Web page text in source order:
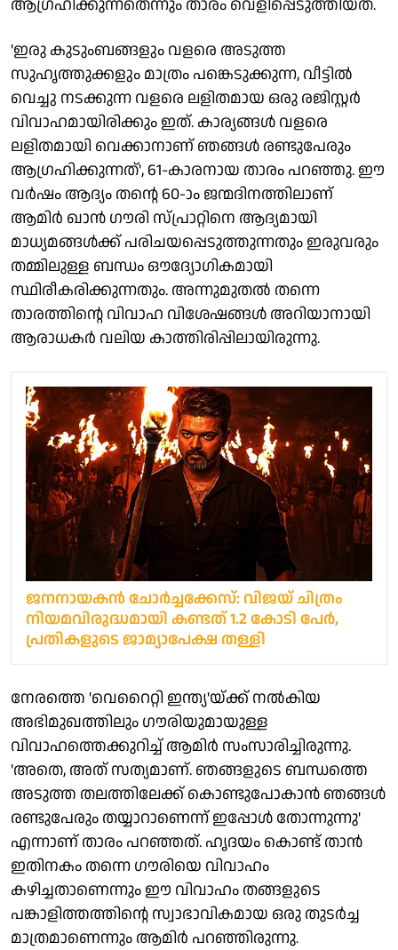
ആഗ്രഹിക്കുന്നതെന്നും താരം വെളിപ്പെടുത്തിയത്.
'ഇരു കുടുംബങ്ങളും വളരെ അടുത്ത
സുഹൃത്തുക്കളും മാത്രം പങ്കെടുക്കുന്ന, വീട്ടില്‍
വെച്ചു നടക്കുന്ന വളരെ ലളിതമായ ഒരു രജിസ്റ്റര്‍
വിവാഹമായിരിക്കും ഇത്. കാര്യങ്ങള്‍ വളരെ
ലളിതമായി വെക്കാനാണ് ഞങ്ങള്‍ രണ്ടുപേരും
ആഗ്രഹിക്കുന്നത്', 61-കാരനായ താരം പറഞ്ഞു. ഈ
വര്‍ഷം ആദ്യം തന്റെ 60-ാം ജന്മദിനത്തിലാണ്
ആമിര്‍ ഖാന്‍ ഗൗരി സ്പ്രാറ്റിനെ ആദ്യമായി
മാധ്യമങ്ങള്‍ക്ക് പരിചയപ്പെടുത്തുന്നതും ഇരുവരും
തമ്മിലുള്ള ബന്ധം ഔദ്യോഗികമായി
സ്ഥിരീകരിക്കുന്നതും. അന്നുമുതല്‍ തന്നെ
താരത്തിന്റെ വിവാഹ വിശേഷങ്ങള്‍ അറിയാനായി
ആരാധകര്‍ വലിയ കാത്തിരിപ്പിലായിരുന്നു.
ജനനായകന്‍ ചോര്‍ച്ചക്കേസ്: വിജയ് ചിത്രം
നിയമവിരുദ്ധമായി കണ്ടത് 1.2 കോടി പേര്‍,
പ്രതികളുടെ ജാമ്യാപേക്ഷ തള്ളി
നേരത്തെ 'വെറൈറ്റി ഇന്ത്യ'യ്ക്ക് നല്‍കിയ
അഭിമുഖത്തിലും ഗൗരിയുമായുള്ള
വിവാഹത്തെക്കുറിച്ച് ആമിര്‍ സംസാരിച്ചിരുന്നു.
'അതെ, അത് സത്യമാണ്. ഞങ്ങളുടെ ബന്ധത്തെ
അടുത്ത തലത്തിലേക്ക് കൊണ്ടുപോകാന്‍ ഞങ്ങള്‍
രണ്ടുപേരും തയ്യാറാണെന്ന് ഇപ്പോള്‍ തോന്നുന്നു'
എന്നാണ് താരം പറഞ്ഞത്. ഹൃദയം കൊണ്ട് താന്‍
ഇതിനകം തന്നെ ഗൗരിയെ വിവാഹം
കഴിച്ചതാണെന്നും ഈ വിവാഹം തങ്ങളുടെ
പങ്കാളിത്തത്തിന്റെ സ്വാഭാവികമായ ഒരു തുടര്‍ച്ച
മാത്രമാണെന്നും ആമിര്‍ പറഞ്ഞിരുന്നു.